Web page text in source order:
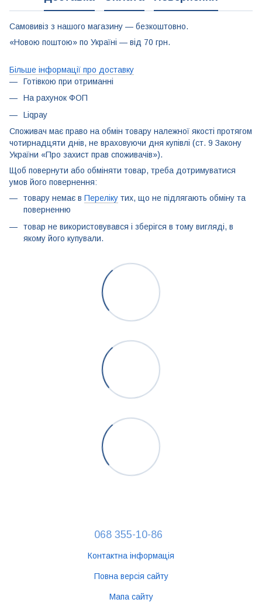
Самовивіз з нашого магазину — безкоштовно.
«Новою поштою» по Україні — від 70 грн.
Більше інформації про доставку
Готівкою при отриманні
На рахунок ФОП
Liqpay
Споживач має право на обмін товару належної якості протягом
чотирнадцяти днів, не враховуючи дня купівлі (ст. 9 Закону
України «Про захист прав споживачів»).
Щоб повернути або обміняти товар, треба дотримуватися
умов його повернення:
товару немає в Переліку тих, що не підлягають обміну та
поверненню
товар не використовувався і зберігся в тому вигляді, в
якому його купували.
068 355-10-86
Контактна інформація
Повна версія сайту
Мапа сайту